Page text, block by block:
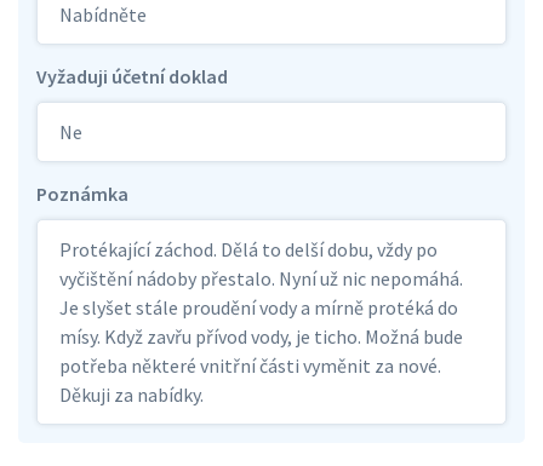
Nabídněte
Vyžaduji účetní doklad
Ne
Poznámka
Protékající záchod. Dělá to delší dobu, vždy po
vyčištění nádoby přestalo. Nyní už nic nepomáhá.
Je slyšet stále proudění vody a mírně protéká do
mísy. Když zavřu přívod vody, je ticho. Možná bude
potřeba některé vnitřní části vyměnit za nové.
Děkuji za nabídky.